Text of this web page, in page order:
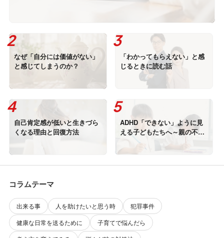
なぜ「自分には価値がない」
と感じてしまうのか？
「わかってもらえない」と感
じるときに読む話
自己肯定感が低いと生きづら
くなる理由と回復方法
ADHD「できない」ように見
える子どもたちへ～親の不安
に寄り添いながら、信じる力
を育てる
コラムテーマ
出来る事 人を助けたいと思う時
犯罪事件
健康な日常を送るために
子育てで悩んだら